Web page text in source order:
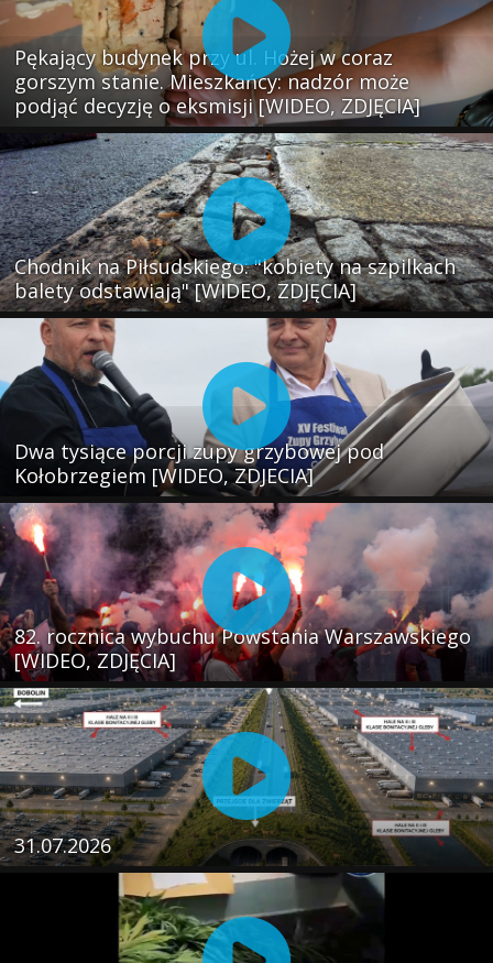
Pękający budynek przy ul. Hożej w coraz
gorszym stanie. Mieszkańcy: nadzór może
podjąć decyzję o eksmisji [WIDEO, ZDJĘCIA]
Chodnik na Piłsudskiego: "kobiety na szpilkach
balety odstawiają" [WIDEO, ZDJĘCIA]
Dwa tysiące porcji zupy grzybowej pod
Kołobrzegiem [WIDEO, ZDJECIA]
82. rocznica wybuchu Powstania Warszawskiego
[WIDEO, ZDJĘCIA]
31.07.2026